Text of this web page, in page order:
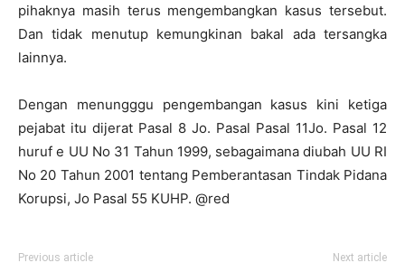
pihaknya masih terus mengembangkan kasus tersebut.
Dan tidak menutup kemungkinan bakal ada tersangka
lainnya.
Dengan menungggu pengembangan kasus kini ketiga
pejabat itu dijerat Pasal 8 Jo. Pasal Pasal 11Jo. Pasal 12
huruf e UU No 31 Tahun 1999, sebagaimana diubah UU RI
No 20 Tahun 2001 tentang Pemberantasan Tindak Pidana
Korupsi, Jo Pasal 55 KUHP. @red
Previous article Next article